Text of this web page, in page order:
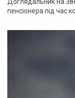
пенсіонера під час